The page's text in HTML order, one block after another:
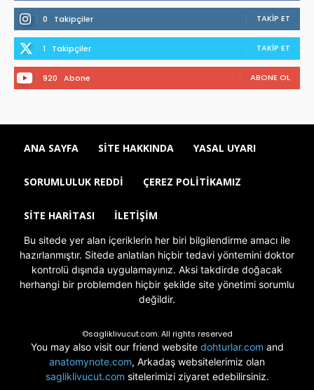
0 Takipçiler TAKIP ET
1 Takipçiler TAKIP ET
920 Abone ABONE OL
ANA SAYFA SITE HAKKINDA YASAL UYARI
SORUMLULUK REDDI ÇEREZ POLITIKAMIZ
SITE HARITASI İLETIŞIM
Bu sitede yer alan içeriklerin her biri bilgilendirme amacı ile
hazırlanmıştır. Sitede anlatılan hiçbir tedavi yöntemini doktor
kontrolü dışında uygulamayınız. Aksi takdirde doğacak
herhangi bir problemden hiçbir şekilde site yönetimi sorumlu
değildir.
©sagliklivucut.com. All rights reserved
You may also visit our friend website dohturlar.com and
anatomynote.com, Arkadaş websitelerimiz olan
sagliklivucut.com sitelerimizi ziyaret edebilirsiniz.